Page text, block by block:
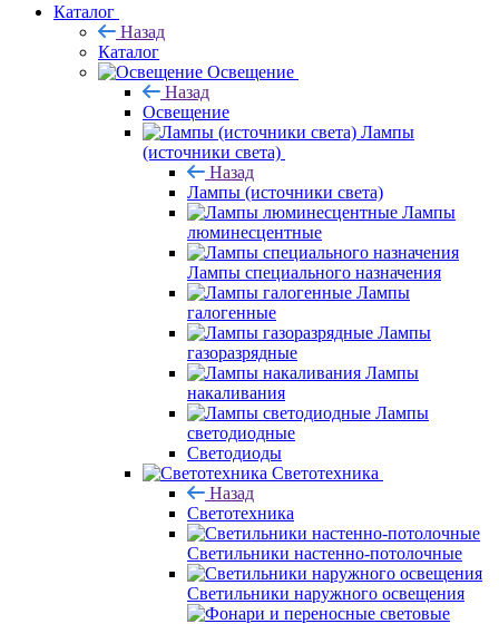
Каталог
Назад
Каталог
Освещение
Назад
Освещение
Лампы
(источники света)
Назад
Лампы (источники света)
Лампы
люминесцентные
Лампы специального назначения
Лампы
галогенные
Лампы
газоразрядные
Лампы
накаливания
Лампы
светодиодные
Светодиоды
Светотехника
Назад
Светотехника
Светильники настенно-потолочные
Светильники наружного освещения